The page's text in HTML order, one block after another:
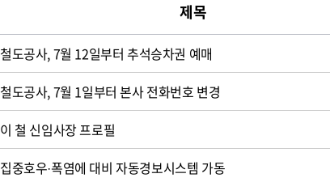
제목
철도공사, 7월 12일부터 추석승차권 예매
철도공사, 7월 1일부터 본사 전화번호 변경
이 철 신임사장 프로필
집중호우·폭염에 대비 자동경보시스템 가동